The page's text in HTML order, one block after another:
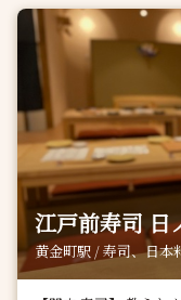
江戸前寿司 日
黄金町駅 / 寿司、日本